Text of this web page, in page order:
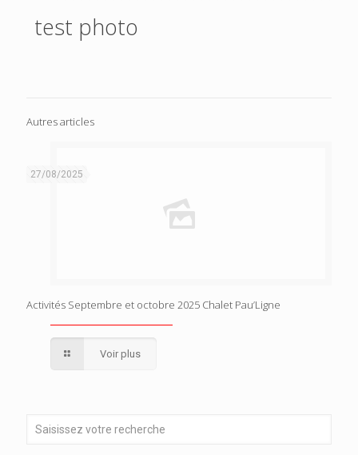
test photo
Autres articles
27/08/2025
Activités Septembre et octobre 2025 Chalet Pau’Ligne
Voir plus